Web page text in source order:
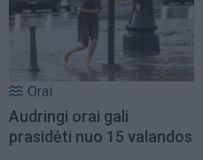
Orai
Audringi orai gali
prasidėti nuo 15 valandos